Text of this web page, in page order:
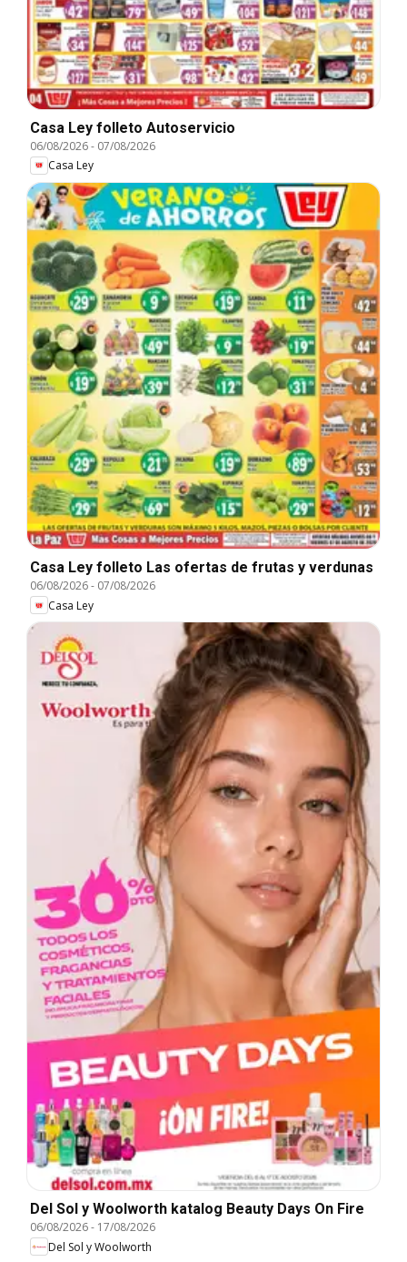
Casa Ley folleto Autoservicio
06/08/2026- 07/08/2026
Casa Ley
Casa Ley folleto Las ofertas de frutas y verdunas
06/08/2026- 07/08/2026
Casa Ley
Del Sol y Woolworth katalog Beauty Days On Fire
06/08/2026- 17/08/2026
Del Sol y Woolworth